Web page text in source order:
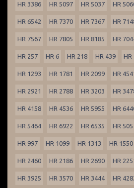
HR 3386 HR 5097 HR 5037 HR
HR 6542 HR 7370 HR 7367 HR
HR 7567 HR 7805 HR 8185 HR
HR 257 HR 6 HR 218 HR 439 HR
HR 1293 HR 1781 HR 2099 HR
HR 2921 HR 2788 HR 3203 HR
HR 4158 HR 4536 HR 5955 HR
HR 5464 HR 6922 HR 6535 HR 505
HR 997 HR 1099 HR 1313 HR 1550
HR 2460 HR 2186 HR 2690 HR
HR 3925 HR 3570 HR 3444 HR